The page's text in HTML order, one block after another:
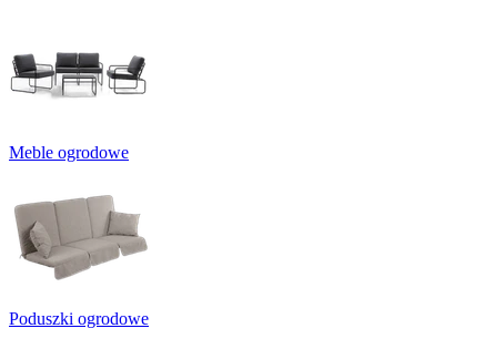
Meble ogrodowe
Poduszki ogrodowe